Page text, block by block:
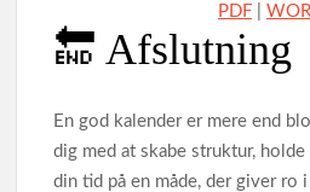
PDF|
🔚 Afslutning
En god kalender er mere end
dig med at skabe struktur,
din tid på en måde, der giver ro